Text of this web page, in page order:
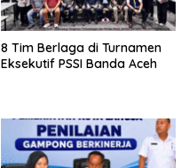
8 Tim Berlaga di Turnamen
Eksekutif PSSI Banda Aceh